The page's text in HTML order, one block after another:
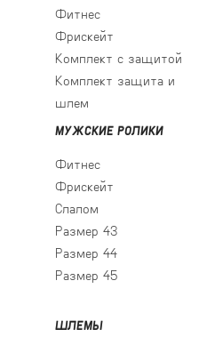
Фитнес
Фрискейт
Комплект с защитой
Комплект защита и
шлем
МУЖСКИЕ РОЛИКИ
Фитнес
Фрискейт
Слалом
Размер 43
Размер 44
Размер 45
ШЛЕМЫ